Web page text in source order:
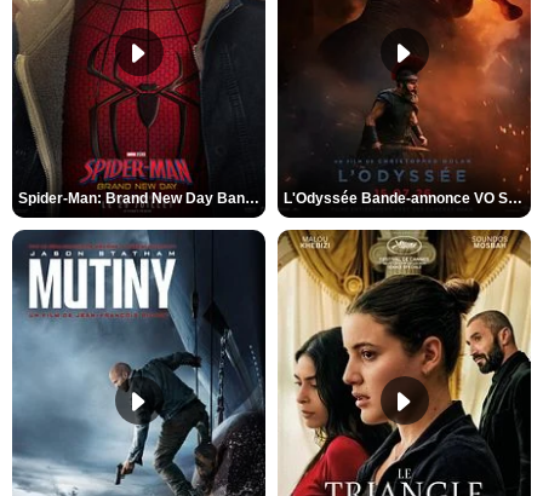
Spider-Man: Brand New Day Bande-annonce VO STFR L'Odyssée Bande-annonce VO STFR